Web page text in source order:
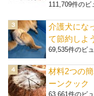
111,709件のビ
介護犬にな
て節約しよ
69,535件のビ
材料2つの
ーンクック
63,661件のビ